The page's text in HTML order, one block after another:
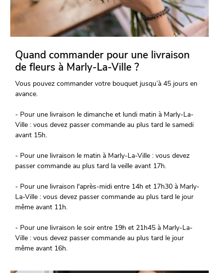
Quand commander pour une livraison
de fleurs à Marly-La-Ville ?
Vous pouvez commander votre bouquet jusqu’à 45 jours en
avance.
- Pour une livraison le dimanche et lundi matin à Marly-La-
Ville : vous devez passer commande au plus tard le samedi
avant 15h.
- Pour une livraison le matin à Marly-La-Ville : vous devez
passer commande au plus tard la veille avant 17h.
- Pour une livraison l'après-midi entre 14h et 17h30 à Marly-
La-Ville : vous devez passer commande au plus tard le jour
même avant 11h.
- Pour une livraison le soir entre 19h et 21h45 à Marly-La-
Ville : vous devez passer commande au plus tard le jour
même avant 16h.